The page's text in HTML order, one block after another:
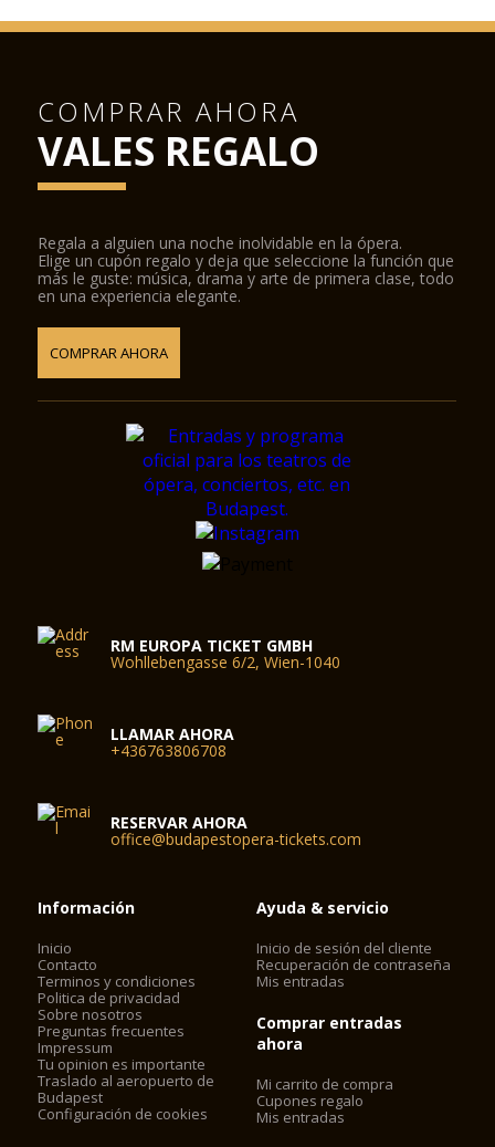
COMPRAR AHORA
VALES REGALO
Regala a alguien una noche inolvidable en la ópera.
Elige un cupón regalo y deja que seleccione la función que
más le guste: música, drama y arte de primera clase, todo
en una experiencia elegante.
COMPRAR AHORA
RM EUROPA TICKET GMBH
Wohllebengasse 6/2, Wien-1040
LLAMAR AHORA
+436763806708
RESERVAR AHORA
office@budapestopera-tickets.com
Información
Inicio
Contacto
Terminos y condiciones
Politica de privacidad
Sobre nosotros
Preguntas frecuentes
Impressum
Tu opinion es importante
Traslado al aeropuerto de
Budapest
Configuración de cookies
Ayuda & servicio
Inicio de sesión del cliente
Recuperación de contraseña
Mis entradas
Comprar entradas
ahora
Mi carrito de compra
Cupones regalo
Mis entradas